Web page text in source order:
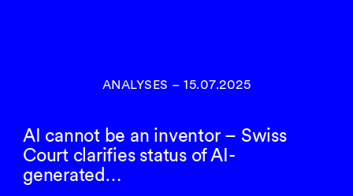
ANALYSES – 15.07.2025
AI cannot be an inventor – Swiss
Court clarifies status of AI-
generated…